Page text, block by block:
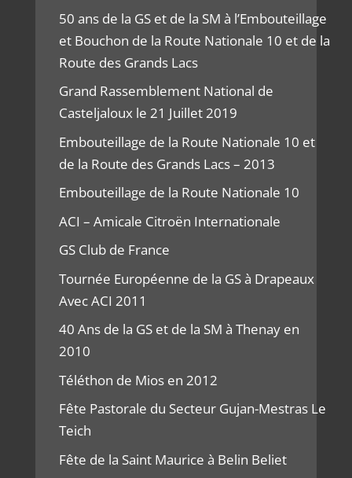
50 ans de la GS et de la SM à l’Embouteillage
et Bouchon de la Route Nationale 10 et de la
Route des Grands Lacs
Grand Rassemblement National de
Casteljaloux le 21 Juillet 2019
Embouteillage de la Route Nationale 10 et
de la Route des Grands Lacs – 2013
Embouteillage de la Route Nationale 10
ACI – Amicale Citroën Internationale
GS Club de France
Tournée Européenne de la GS à Drapeaux
Avec ACI 2011
40 Ans de la GS et de la SM à Thenay en
2010
Téléthon de Mios en 2012
Fête Pastorale du Secteur Gujan-Mestras Le
Teich
Fête de la Saint Maurice à Belin Beliet